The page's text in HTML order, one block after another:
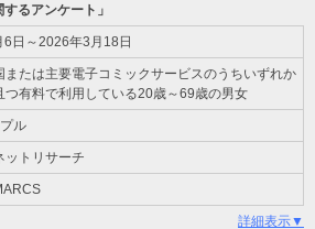
るアンケート」
日～2026年3月18日
または主要電子コミックサービスのうちいずれか
つ有料で利用している20歳～69歳の男女
ル
ットリサーチ
詳細表示▼